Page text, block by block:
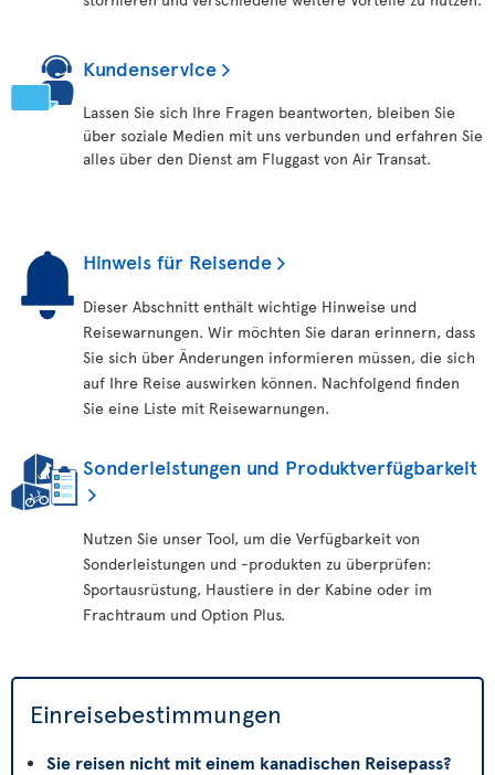
Kundenservice
Lassen Sie sich Ihre Fragen beantworten, bleiben Sie
über soziale Medien mit uns verbunden und erfahren Sie
alles über den Dienst am Fluggast von Air Transat.
Hinweis für Reisende
Dieser Abschnitt enthält wichtige Hinweise und
Reisewarnungen. Wir möchten Sie daran erinnern, dass
Sie sich über Änderungen informieren müssen, die sich
auf Ihre Reise auswirken können. Nachfolgend finden
Sie eine Liste mit Reisewarnungen.
Sonderleistungen und Produktverfügbarkeit
Nutzen Sie unser Tool, um die Verfügbarkeit von
Sonderleistungen und -produkten zu überprüfen:
Sportausrüstung, Haustiere in der Kabine oder im
Frachtraum und Option Plus.
Einreisebestimmungen
Sie reisen nicht mit einem kanadischen Reisepass?